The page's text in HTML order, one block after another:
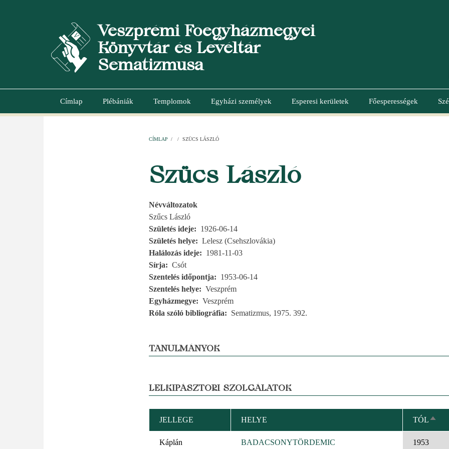
Veszprémi Főegyházmegyei
Könyvtár és Levéltár
Sematizmusa
Main
Címlap Plébániák Templomok Egyházi személyek Esperesi kerületek Főesperességek
CÍMLAP / / SZÜCS LÁSZLÓ
Szücs László
Névváltozatok
Szűcs László
Születés ideje
1926-06-14
Születés helye
Lelesz (Csehszlovákia)
Halálozás ideje
1981-11-03
Sírja
Csót
Szentelés időpontja
1953-06-14
Szentelés helye
Veszprém
Egyházmegye
Veszprém
Róla szóló bibliográfia
Sematizmus, 1975. 392.
TANULMÁNYOK
LELKIPÁSZTORI SZOLGÁLATOK
JELLEGE HELYE TÓL
Káplán BADACSONYTÖRDEMIC 1953